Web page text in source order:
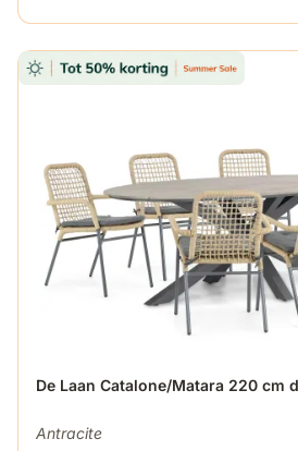
De Laan Catalone/Matara 220 cm
Antracite
De prijs is afhankelijk van de